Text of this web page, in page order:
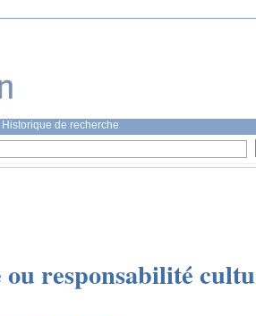
Historique de recherche
ou responsabilité